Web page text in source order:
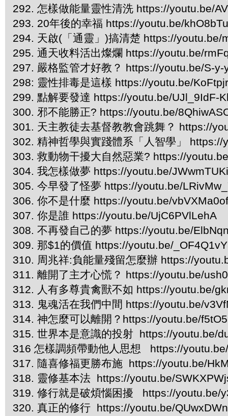
292. 怎樣做能量靈性清洗 https://youtu.be/
293. 20年後的幸福 https://youtu.be/
294. 天啟(「通靈」)搞清楚 https://youtu.be/
295. 通天收料活出燦爛 https://youtu.be/
297. 嚴格監管才好教？ https://youtu.be/S-y-
298: 靈性排毒是這樣 https://youtu.be/
299. 點解要發達 https://youtu.be/UJl_9IdF-
300. 邪不能勝正? https://youtu.be/
301. 天主教徒去基督教教會跳舞？ https://
302. 精神哲學與實踐體系「人智學」
303. 救動物干擾大自然惡業? https://
304. 我怎樣做夢 https://youtu.be/
305. 今早發了怪夢 https://youtu.be/
306. 你不是什麼 https://youtu.be/
307. 你是誰 https://youtu.be/UjC6PVlLehA
308. 不再發自己的夢 https://youtu.be/
309. 那$1的價值 https://youtu.be/
310. 周兆祥:負能量殘留怎麼辦 https://
311. 離開了主才心慌？ https://youtu.be/
312. 人有多尊貴禽獸不如 https://youtu.be/
313. 鬼魂活在我們中間 https://youtu.be/
314. 神怎麼可以離開？https://youtu.be/
315. 世界本是意識的投射 https://youtu.be/
316 怎樣調頻帶動他人思想 https://
317. 隨喜修福更勝布施 https://youtu.be/
318. 靈修基本法 https://youtu.be/
319. 修行就是破煩惱困擾 https://youtu.be/
320. 真正的修行 https://youtu.be/